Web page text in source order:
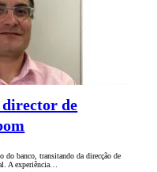
director de
do banco, transitando da direcção de
A experiência…